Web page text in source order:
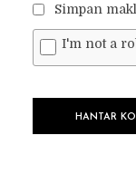
Simpan
I'm not a